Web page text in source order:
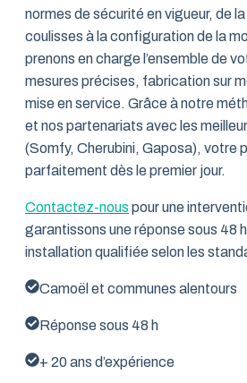
normes de sécurité en vigueur, de
coulisses à la configuration de la
prenons en charge l’ensemble de
mesures précises, fabrication sur
mise en service. Grâce à notre
et nos partenariats avec les
(Somfy, Cherubini, Gaposa), votre
parfaitement dès le premier jour.
Contactez-nous pour une
garantissons une réponse sous 48
installation qualifiée selon les
Camoël et communes alentours
Réponse sous 48 h
+ 20 ans d’expérience